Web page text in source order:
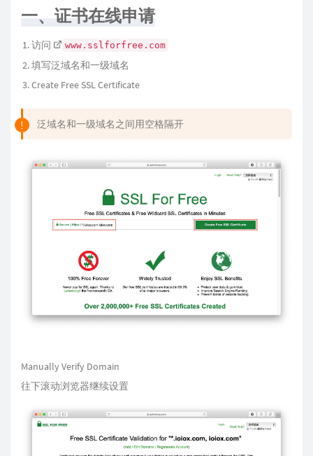
一、证书在线申请
访问 www.sslforfree.com
填写泛域名和一级域名
Create Free SSL Certificate
泛域名和一级域名之间用空格隔开
Manually Verify Domain
往下滚动浏览器继续设置